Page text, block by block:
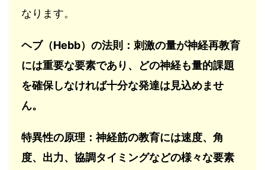
なります。
ヘブ（Hebb）の法則：刺激の量が神経再教育
には重要な要素であり、どの神経も量的課題
を確保しなければ十分な発達は見込めませ
ん。
特異性の原理：神経筋の教育には速度、角
度、出力、協調タイミングなどの様々な要素